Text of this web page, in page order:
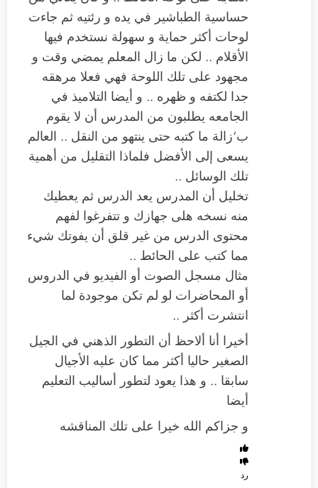
حساسية الطباشير في يده و رئتيه ثم جاءت
لوحات أكثر حماية و سهولة نستخدم فيها
الأقلام .. لكن ما زال المعلم يمضي وقت و
مجهود على تلك اللوحة فهي فعلا مرهقه
جدا لكتفه و ظهره .. و أيضا التلاميذ في
الجامعه يطلبون من المدرس أن لا يقوم
ب‘زالة ما كتبه حتى ينتهو من النقل .. العالم
يسعى إلى الأفضل فلماذا التقليل من أهمية
تلك الوسائل ..
تخليل أن المدرس يعد الدرس ثم يعطيك
منه نسخه هلى جهازك و تتفرغوا لفهم
محتوى الدرس من غير قلق أن يفوتك شيء
مما كتب على الحائط ..
مثال مسجل الصوت أو الفيديو في الدروس
أو المحاضرات لو لم تكن موجودة لما
انتشرت أكثر ..
أخيرا أنا ألاحظ أن التطور الذهني في الجيل
الصغير حاليا أكثر مما كان عليه الأجيال
سابقا .. و هذا يعود لتطور أساليب التعليم
أيضا
و جزاكم الله خيرا على تلك المناقشه
رد